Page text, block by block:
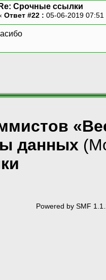
Re: Срочные ссылки
Ответ #22 : 05-06-2019
данных
Powered by SMF